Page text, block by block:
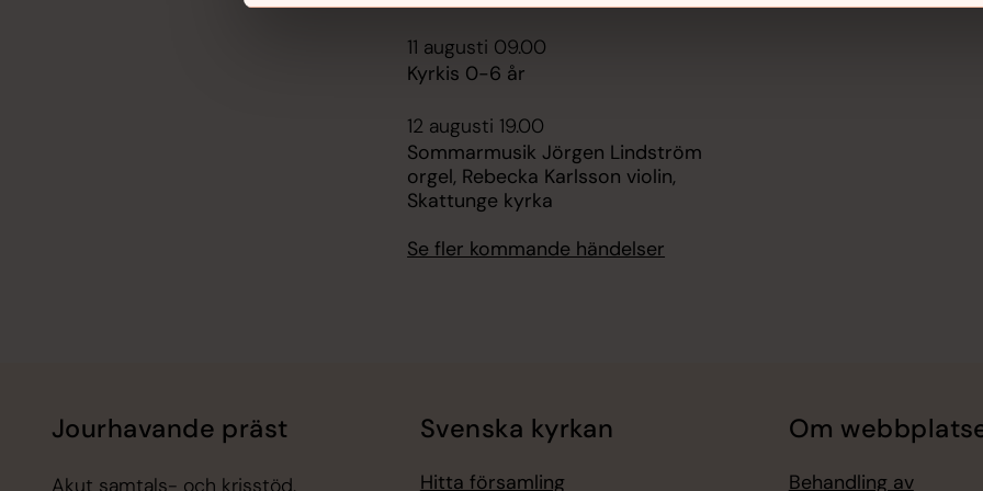
11 augusti 09.00
Kyrkis 0-6 år
12 augusti 19.00
Sommarmusik Jörgen Lindström
orgel, Rebecka Karlsson violin,
Skattunge kyrka
Se fler kommande händelser
Jourhavande präst
Akut samtals- och krisstöd.
Svenska kyrkan
Hitta församling
Om
Behandling av